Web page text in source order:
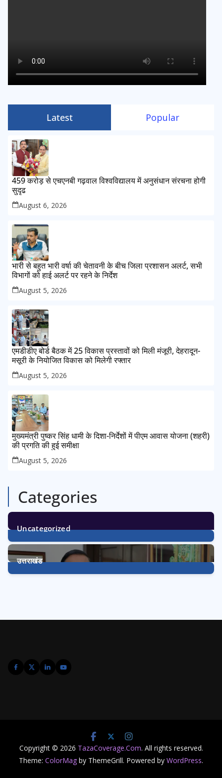
Latest Popular
459 करोड़ से एचएनबी गढ़वाल विश्वविद्यालय में अनुसंधान संरचना होगी
सुदृढ
August 6, 2026
भारी से बहुत भारी वर्षा की चेतावनी के बीच जिला प्रशासन अलर्ट, सभी
विभागों को हाई अलर्ट पर रहने के निर्देश
August 5, 2026
एमडीडीए बोर्ड बैठक में 25 विकास प्रस्तावों को मिली मंजूरी, देहरादून-
मसूरी के नियोजित विकास को मिलेगी रफ्तार
August 5, 2026
मुख्यमंत्री पुष्कर सिंह धामी के दिशा-निर्देशों में पीएम आवास योजना (शहरी)
की प्रगति की हुई समीक्षा
August 5, 2026
Categories
Uncategorized
1Post
उत्तराखंड
Copyright © 2026 TazaCoverage.Com. All rights reserved.
Theme: ColorMag by ThemeGrill. Powered by WordPress.